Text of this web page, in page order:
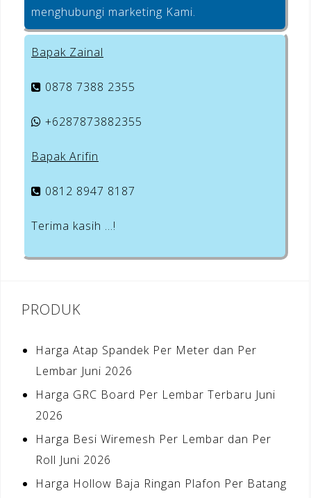
menghubungi marketing Kami.
Bapak Zainal
0878 7388 2355
+6287873882355
Bapak Arifin
0812 8947 8187
Terima kasih …!
PRODUK
Harga Atap Spandek Per Meter dan Per
Lembar Juni 2026
Harga GRC Board Per Lembar Terbaru Juni
2026
Harga Besi Wiremesh Per Lembar dan Per
Roll Juni 2026
Harga Hollow Baja Ringan Plafon Per Batang